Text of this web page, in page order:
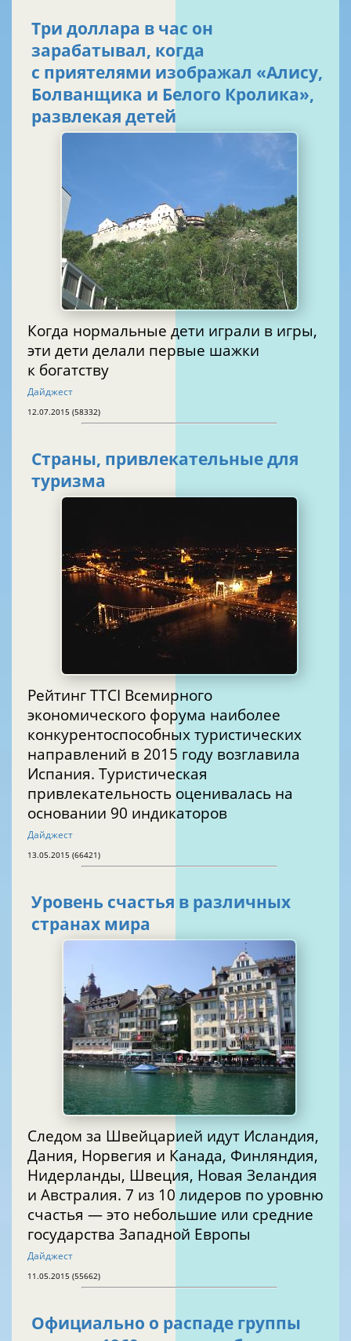
Три доллара в час он
зарабатывал, когда
с приятелями изображал «Алису,
Болванщика и Белого Кролика»,
развлекая детей
Когда нормальные дети играли в игры,
эти дети делали первые шажки
к богатству
Дайджест
12.07.2015 (58332)
Страны, привлекательные для
туризма
Рейтинг TTCI Всемирного
экономического форума наиболее
конкурентоспособных туристических
направлений в 2015 году возглавила
Испания. Туристическая
привлекательность оценивалась на
основании 90 индикаторов
Дайджест
13.05.2015 (66421)
Уровень счастья в различных
странах мира
Следом за Швейцарией идут Исландия,
Дания, Норвегия и Канада, Финляндия,
Нидерланды, Швеция, Новая Зеландия
и Австралия. 7 из 10 лидеров по уровню
счастья — это небольшие или средние
государства Западной Европы
Дайджест
11.05.2015 (55662)
Официально о распаде группы